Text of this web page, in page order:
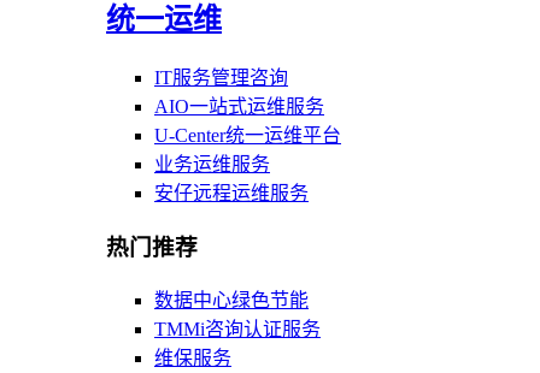
统一运维
IT服务管理咨询
AIO一站式运维服务
U-Center统一运维平台
业务运维服务
安仔远程运维服务
热门推荐
数据中心绿色节能
TMMi咨询认证服务
维保服务